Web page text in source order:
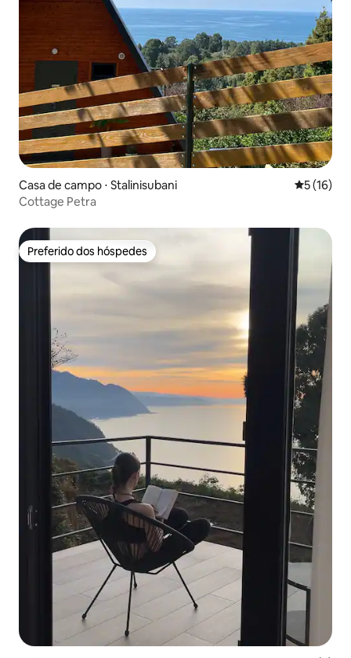
Casa de campo ⋅ Stalinisubani 5 de uma
5 (16)
Cottage Petra
Preferido dos hóspedes
Preferido dos hóspedes